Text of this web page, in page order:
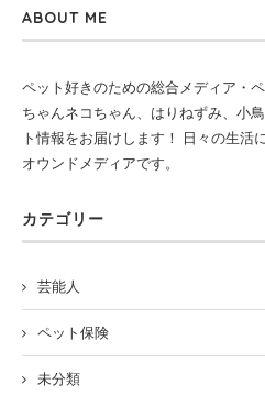
ABOUT ME
ペット好きのための総合メディア・
ちゃんネコちゃん、はりねずみ、小
ト情報をお届けします！ 日々の生活
オウンドメディアです。
カテゴリー
芸能人
ペット保険
未分類